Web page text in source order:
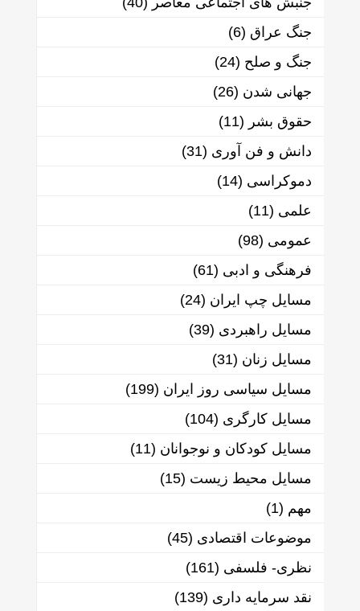
جنگ عراق (6)
جنگ و صلح (24)
جهانی شدن (26)
حقوق بشر (11)
دانش و فن آوری (31)
دموکراسی (14)
علمی (11)
عمومی (98)
فرهنگی و ادبی (61)
مسایل چپ ایران (24)
مسایل راهبردی (39)
مسایل زنان (31)
مسایل سیاسی روز ایران (199)
مسایل کارگری (104)
مسایل کودکان و نوجوانان (11)
مسایل محیط زیست (15)
مهم (1)
موضوعات اقتصادی (45)
نظری- فلسفی (161)
نقد سرمایه داری (139)